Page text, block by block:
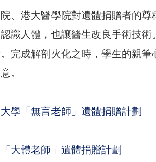
、港大醫學院對遺體捐贈者的
識人體，也讓醫生改良手術技
完成解剖火化之時，學生的親
。
學「無言老師」遺體捐贈計劃
大體老師」遺體捐贈計劃